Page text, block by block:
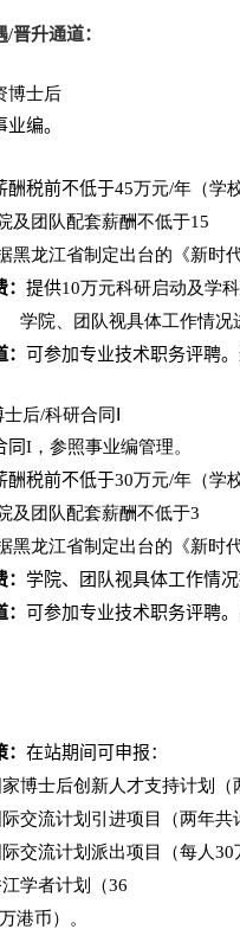
/晋升通道：
博士后
业编。
酬税前不低于45万元/年（学
及团队配套薪酬不低于15
黑龙江省制定出台的《新时
提供10万元科研启动及学
学院、团队视具体工作情况
可参加专业技术职务评聘
士后/科研合同Ⅰ
同I ，参照事业编管理。
酬税前不低于30万元/年（学
及团队配套薪酬不低于3
黑龙江省制定出台的《新时
学院、团队视具体工作情
可参加专业技术职务评聘
在站期间可申报：
家博士后创新人才支持计划（
际交流计划引进项目（两年共
际交流计划派出项目（每人30
学者计划（36
万港币）。